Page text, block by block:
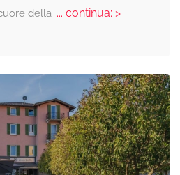
della... continua: >